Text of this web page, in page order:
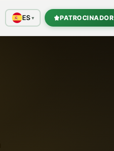
ES ▾ PATROCINADOR